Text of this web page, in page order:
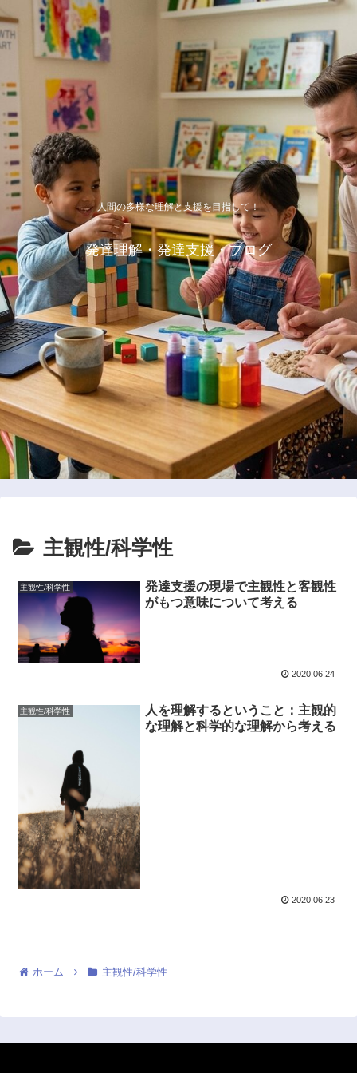
人間の多様な理解と支援を目指して！
発達理解・発達支援・ブログ
主観性/科学性
主観性/科学性
発達支援の現場で主観性と客観性
がもつ意味について考える
2020.06.24
主観性/科学性
人を理解するということ：主観的
な理解と科学的な理解から考える
2020.06.23
ホーム 主観性/科学性